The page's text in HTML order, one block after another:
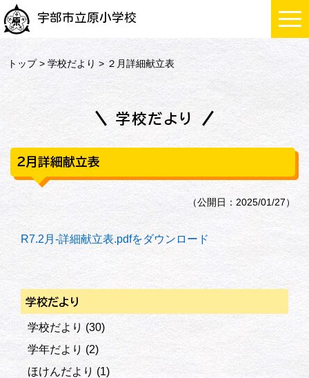
宇部市立原小学校
トップ>学校だより > ２月詳細献立表
学校だより
２月詳細献立表
（公開日：2025/01/27）
R7.2月-詳細献立表.pdfをダウンロード
学校だより
学校だより (30)
学年だより (2)
ほけんだより (1)